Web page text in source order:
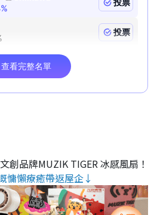
創品牌MUZIK TIGER 冰感風扇！
慵懶療癒帶返屋企↓